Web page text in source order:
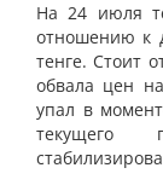
На 24 июля
отношению к
тенге. Стоит
обвала цен
упал в
текущего